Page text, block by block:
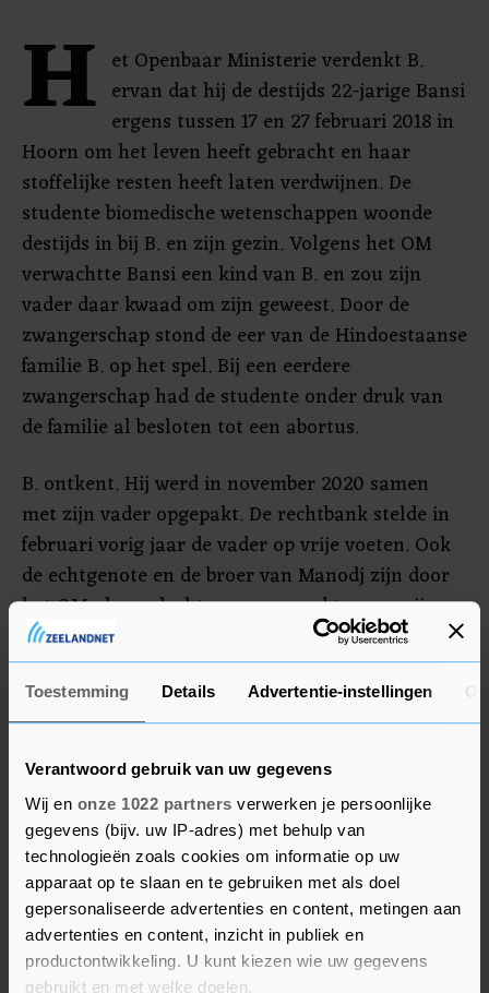
Toestemming Details Advertentie-instellingen
Verantwoord gebruik van uw gegevens
Wij en onze 1022 partners verwerken je persoonlijke
gegevens (bijv. uw IP-adres) met behulp van
technologieën zoals cookies om informatie op uw
apparaat op te slaan en te gebruiken met als doel
gepersonaliseerde advertenties en content, metingen aan
advertenties en content, inzicht in publiek en
productontwikkeling. U kunt kiezen wie uw gegevens
gebruikt en met welke doelen.
H et Openbaar Ministerie verdenkt B.
ervan dat hij de destijds 22-jarige Bansi
ergens tussen 17 en 27 februari 2018 in
Hoorn om het leven heeft gebracht en haar
stoffelijke resten heeft laten verdwijnen. De
studente biomedische wetenschappen woonde
destijds in bij B. en zijn gezin. Volgens het OM
verwachtte Bansi een kind van B. en zou zijn
vader daar kwaad om zijn geweest. Door de
zwangerschap stond de eer van de Hindoestaanse
familie B. op het spel. Bij een eerdere
zwangerschap had de studente onder druk van
de familie al besloten tot een abortus.
B. ontkent. Hij werd in november 2020 samen
met zijn vader opgepakt. De rechtbank stelde in
februari vorig jaar de vader op vrije voeten. Ook
de echtgenote en de broer van Manodj zijn door
het OM als verdachten aangemerkt, maar zij
zitten niet meer vast. Het is tot dusver niet
duidelijk of zij worden vervolgd. Het alibi van B.
zou niet sluitend zijn. Ook beschikt justitie over
verdachte afgeluisterde telefoongesprekken
tussen B. en zijn broer.